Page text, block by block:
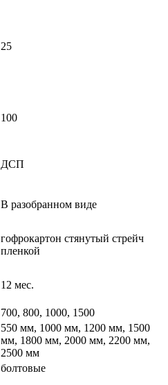
25
100
ДСП
В разобранном виде
гофрокартон стянутый стрейч
пленкой
12 мес.
700, 800, 1000, 1500
550 мм, 1000 мм, 1200 мм, 1500
мм, 1800 мм, 2000 мм, 2200 мм,
2500 мм
болтовые